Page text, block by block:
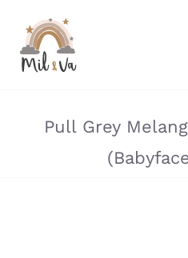
contenu
Pull Grey